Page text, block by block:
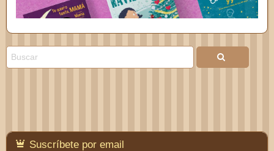
Suscríbete por email